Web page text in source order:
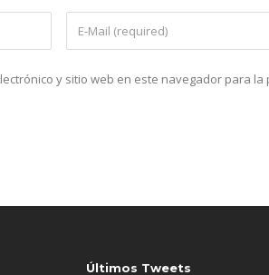
y sitio web en este navegador para la
Últimos Tweets